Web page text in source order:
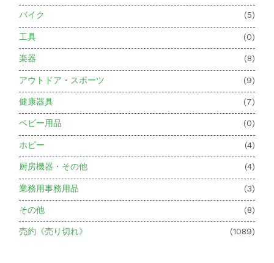
バイク (5)
工具 (0)
楽器 (8)
アウトドア・スポーツ (9)
健康器具 (7)
ベビー用品 (0)
ホビー (4)
厨房機器・その他 (4)
業務用事務用品 (3)
その他 (8)
売約《売り切れ》 (1089)